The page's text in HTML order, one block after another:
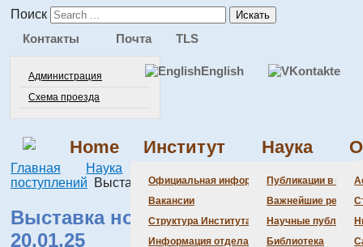
Поиск Искать
Контакты
Администрация
Схема проезда
Почта TLS
English
Home Институт
Официальная информация
Вакансии
Структура Института
Информация отдела кадров
Наука
Публикации в
Важнейшие
Научные
Библиотека
Главная Наука
поступлений
Выставка новых поступлений, 20.01.25
Выставка новых поступлений,
20.01.25